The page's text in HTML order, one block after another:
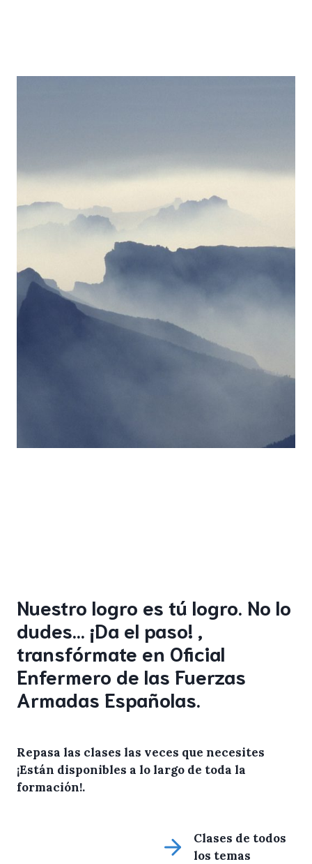
Nuestro logro es tú logro. No lo
dudes… ¡Da el paso! ,
transfórmate en Oficial
Enfermero de las Fuerzas
Armadas Españolas.
Repasa las clases las veces que necesites
¡Están disponibles a lo largo de toda la
formación!.
Clases de todos
los temas